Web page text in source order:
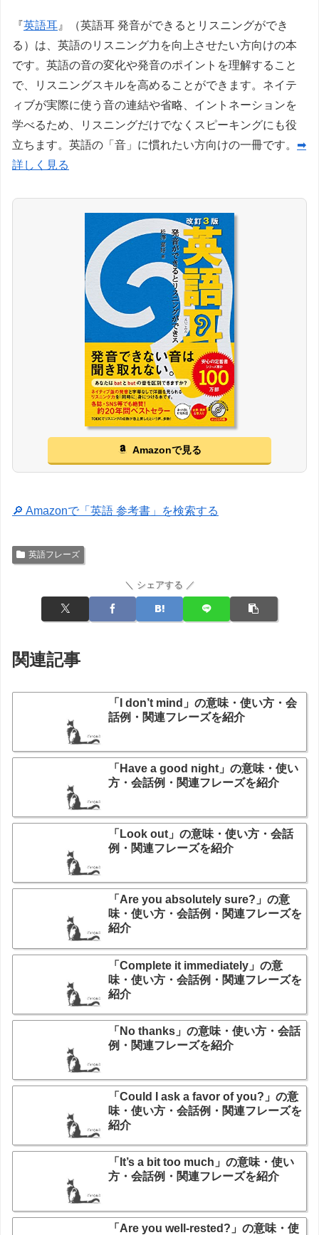
『英語耳 』（英語耳 発音ができるとリスニングができ
る）は、英語のリスニング力を向上させたい方向けの本
です。英語の音の変化や発音のポイントを理解すること
で、リスニングスキルを高めることができます。ネイテ
ィブが実際に使う音の連結や省略、イントネーションを
学べるため、リスニングだけでなくスピーキングにも役
立ちます。英語の「音」に慣れたい方向けの一冊です。 ➡
詳しく見る
Amazonで見る
🔎 Amazonで「英語 参考書」を検索する
英語フレーズ
＼ シェアする ／
関連記事
「I don’t mind」の意味・使い方・会
話例・関連フレーズを紹介
「Have a good night」の意味・使い
方・会話例・関連フレーズを紹介
「Look out」の意味・使い方・会話
例・関連フレーズを紹介
「Are you absolutely sure?」の意
味・使い方・会話例・関連フレーズを
紹介
「Complete it immediately」の意
味・使い方・会話例・関連フレーズを
紹介
「No thanks」の意味・使い方・会話
例・関連フレーズを紹介
「Could I ask a favor of you?」の意
味・使い方・会話例・関連フレーズを
紹介
「It’s a bit too much」の意味・使い
方・会話例・関連フレーズを紹介
「Are you well-rested?」の意味・使